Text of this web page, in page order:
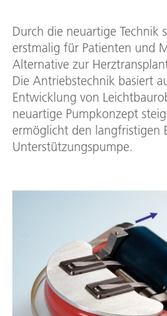
Durch die neuartige Technik
erstmalig für Patienten und
Alternative zur
Die Antriebstechnik basiert
Entwicklung von
neuartige Pumpkonzept
ermöglicht den langfristigen
Unterstützungspumpe.